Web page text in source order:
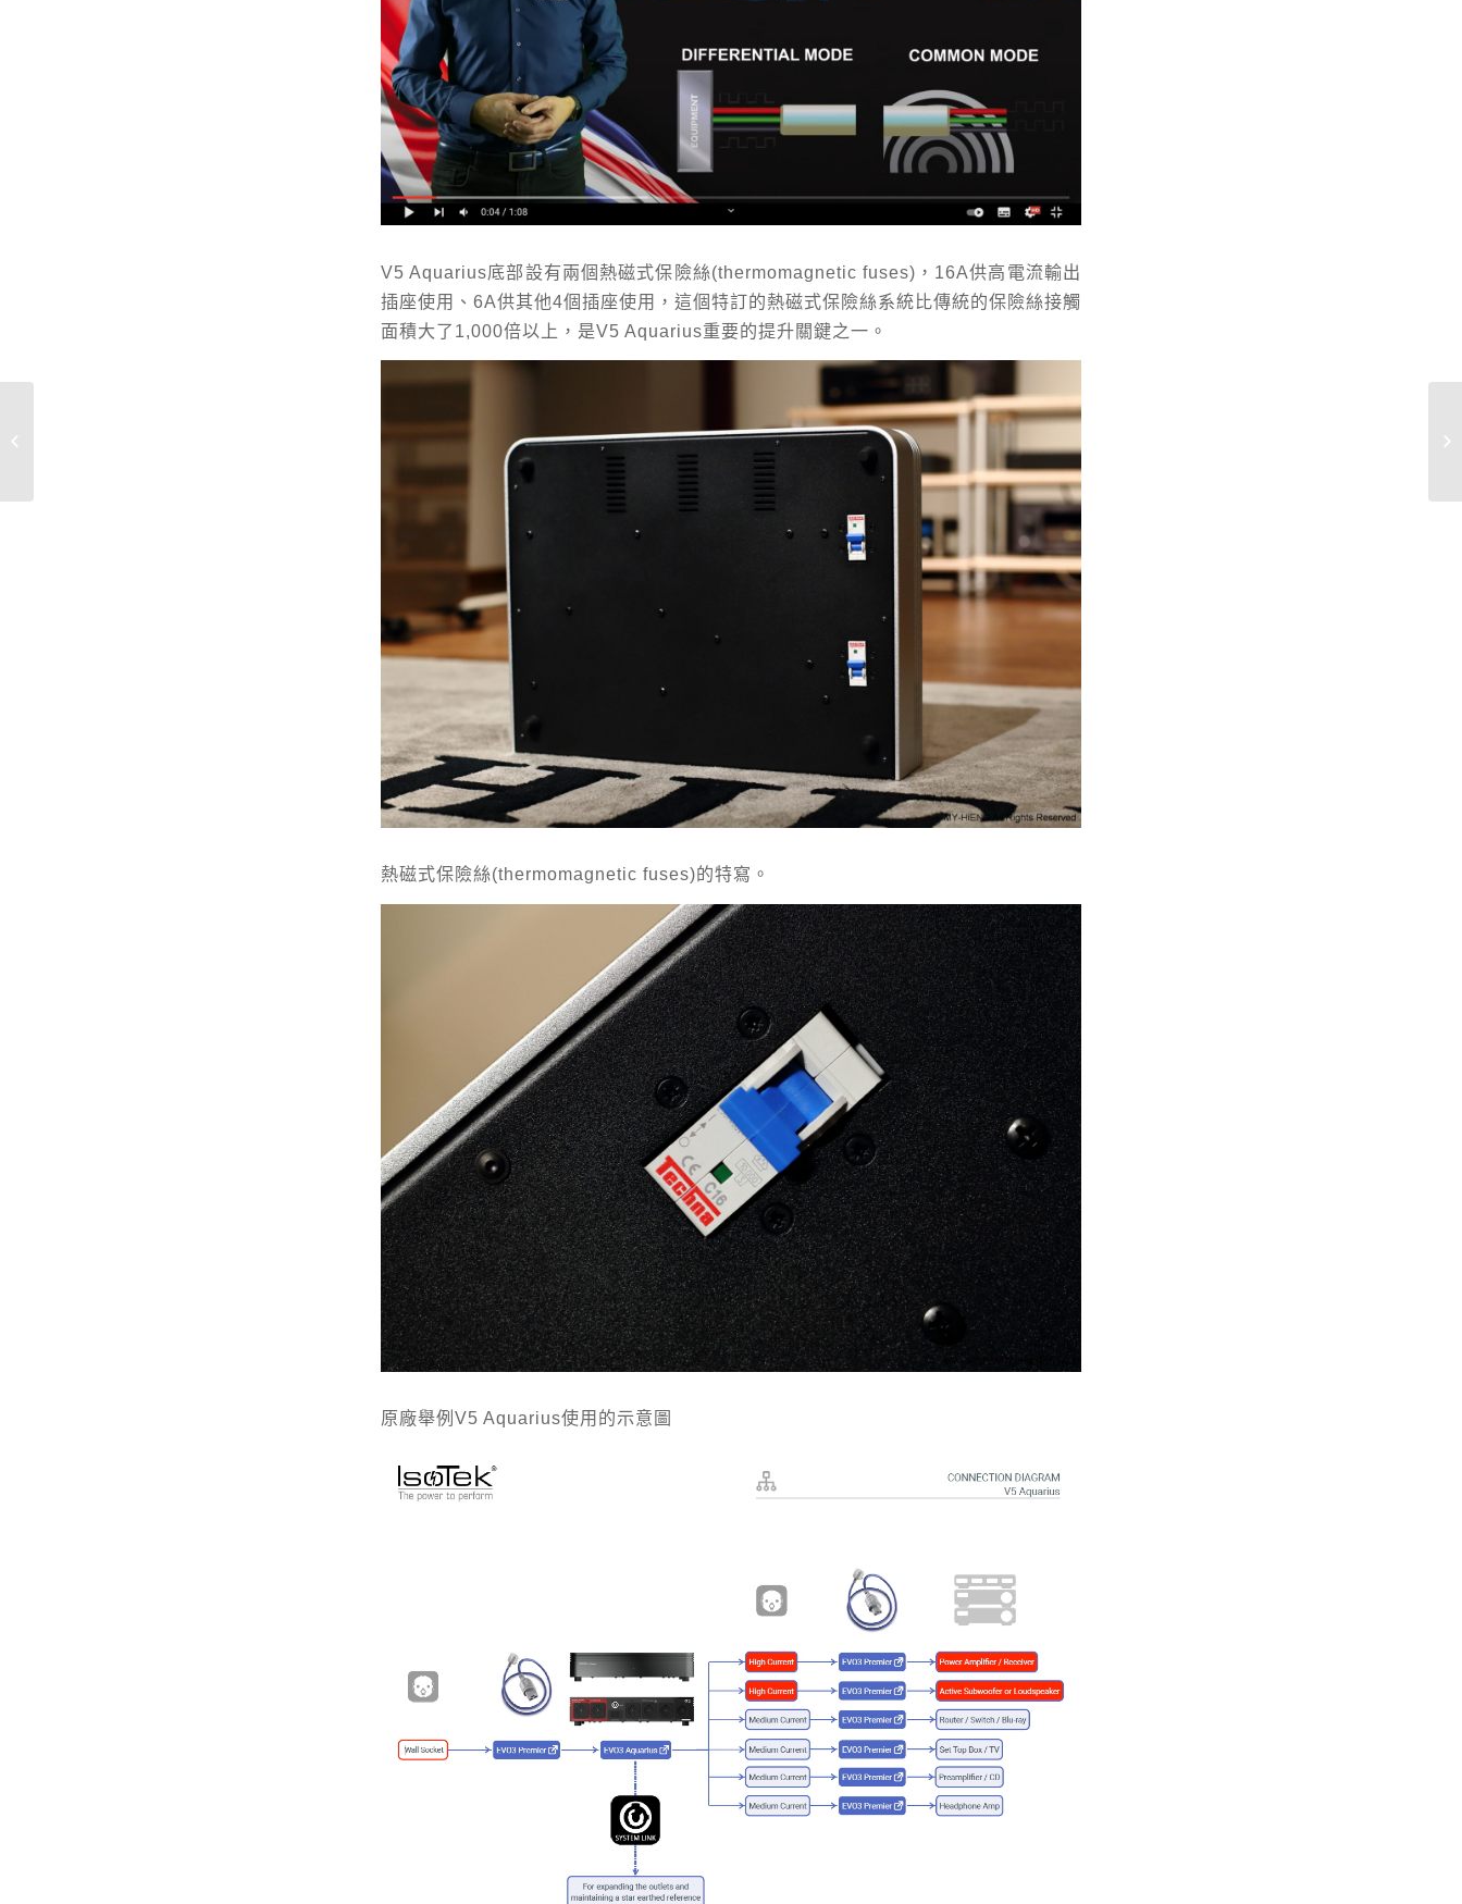
V5 Aquarius底部設有兩個熱磁式保險絲(thermomagnetic fuses)，16A供高電流輸出
插座使用、6A供其他4個插座使用，這個特訂的熱磁式保險絲系統比傳統的保險絲接觸
面積大了1,000倍以上，是V5 Aquarius重要的提升關鍵之一。
熱磁式保險絲(thermomagnetic fuses)的特寫。
原廠舉例V5 Aquarius使用的示意圖